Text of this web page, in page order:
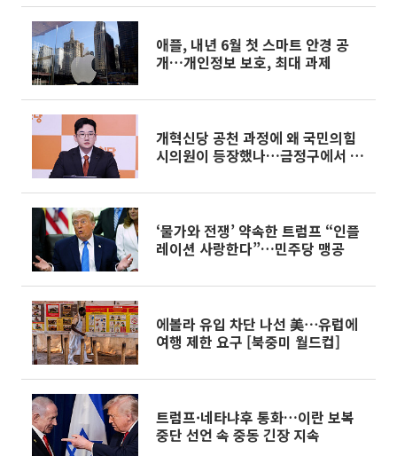
애플, 내년 6월 첫 스마트 안경 공
개…개인정보 보호, 최대 과제
개혁신당 공천 과정에 왜 국민의힘
시의원이 등장했나…금정구에서 드
‘물가와 전쟁’ 약속한 트럼프 “인플
레이션 사랑한다”…민주당 맹공
에볼라 유입 차단 나선 美⋯유럽에
여행 제한 요구 [북중미 월드컵]
트럼프·네타냐후 통화…이란 보복
중단 선언 속 중동 긴장 지속